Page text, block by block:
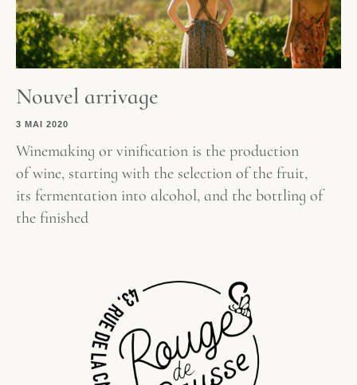
Nouvel arrivage
3 MAI 2020
Winemaking or vinification is the production
of wine, starting with the selection of the fruit,
its fermentation into alcohol, and the bottling of
the finished